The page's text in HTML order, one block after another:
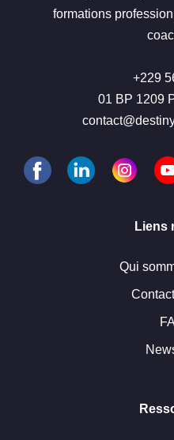
formations
+229
01 BP 1209
Liens
Qui